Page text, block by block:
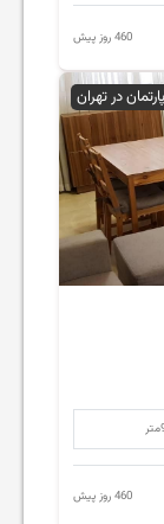
460 روز پیش
در تهران
متر
460 روز پیش